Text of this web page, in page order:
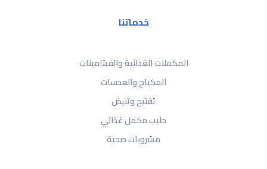
خدماتنا
المكملات الغذائية والفيتامينات
المكياج والعدسات
تفتيح وتبيض
حليب مكمل غذائي
مشروبات صحية